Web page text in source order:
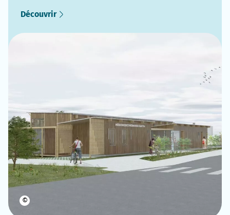
Découvrir
©